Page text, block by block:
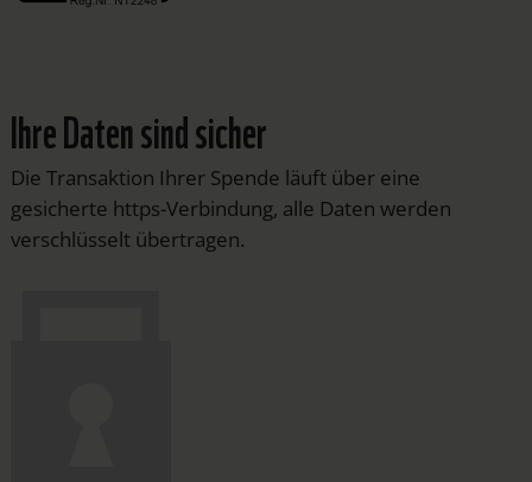
Ihre Daten sind sicher
Die Transaktion Ihrer Spende läuft über eine
gesicherte https-Verbindung, alle Daten werden
verschlüsselt übertragen.